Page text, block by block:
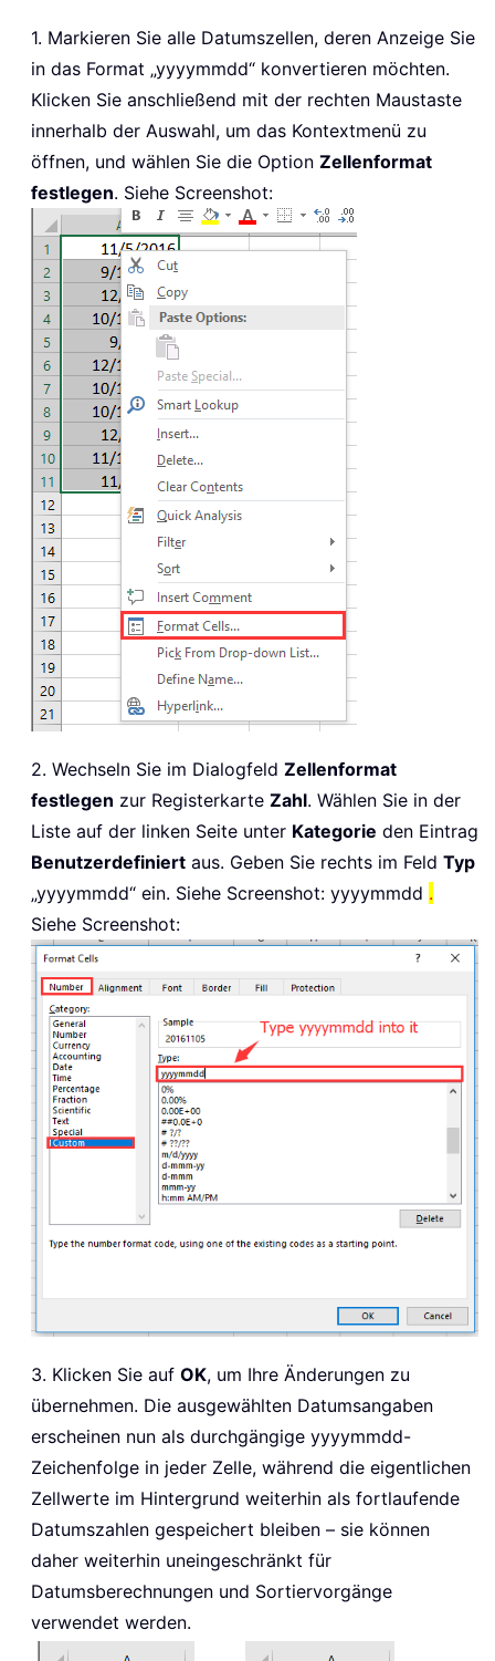
1. Markieren Sie alle Datumszellen, deren Anzeige Sie
in das Format „yyyymmdd“ konvertieren möchten.
Klicken Sie anschließend mit der rechten Maustaste
innerhalb der Auswahl, um das Kontextmenü zu
öffnen, und wählen Sie die Option Zellenformat
festlegen. Siehe Screenshot:
2. Wechseln Sie im Dialogfeld Zellenformat
festlegen zur Registerkarte Zahl. Wählen Sie in der
Liste auf der linken Seite unter Kategorie den Eintrag
Benutzerdefiniert aus. Geben Sie rechts im Feld Typ
„yyyymmdd“ ein. Siehe Screenshot: yyyymmdd .
Siehe Screenshot:
3. Klicken Sie auf OK, um Ihre Änderungen zu
übernehmen. Die ausgewählten Datumsangaben
erscheinen nun als durchgängige yyyymmdd-
Zeichenfolge in jeder Zelle, während die eigentlichen
Zellwerte im Hintergrund weiterhin als fortlaufende
Datumszahlen gespeichert bleiben – sie können
daher weiterhin uneingeschränkt für
Datumsberechnungen und Sortiervorgänge
verwendet werden.